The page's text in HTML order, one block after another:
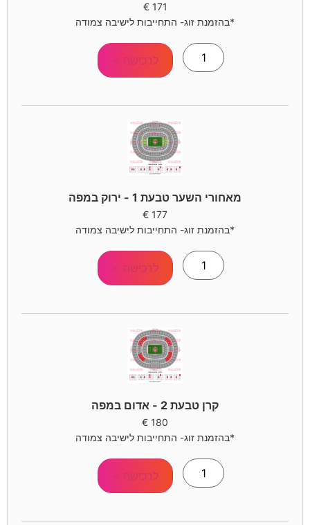
171
€
*בהזמנת זוג- התחייבות לישיבה צמודה
לרכישה >
מאחורי השער טבעת 1 - ירוק במפה
177
€
*בהזמנת זוג- התחייבות לישיבה צמודה
לרכישה >
קרן טבעת 2 - אדום במפה
180
€
*בהזמנת זוג- התחייבות לישיבה צמודה
לרכישה >